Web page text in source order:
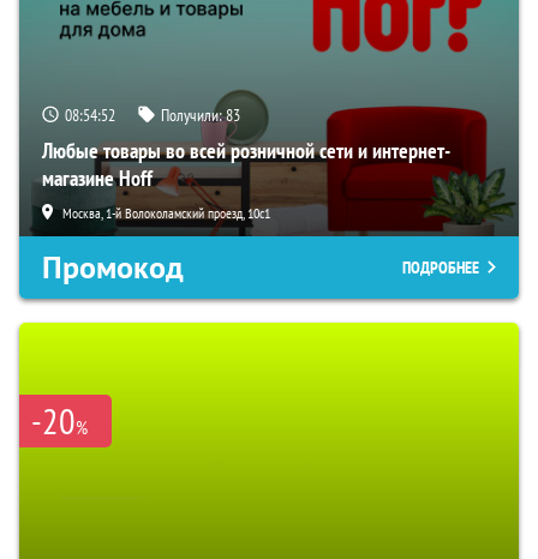
08:54:51 Получили:83
Любые товары во всей розничной сети и интернет-
магазине Hoff
Москва, 1-й Волоколамский проезд, 10с1
Промокод ПОДРОБНЕЕ
-20%